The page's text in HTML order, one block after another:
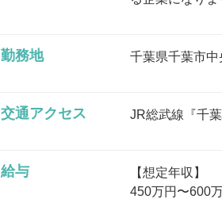
勤務地 千葉県千葉市
交通アクセス JR総武線『千
給与
【想定年収】
450万円〜600